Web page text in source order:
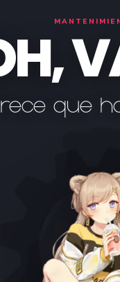
que